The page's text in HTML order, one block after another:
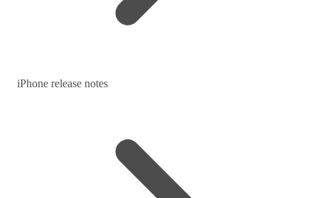
iPhone release notes